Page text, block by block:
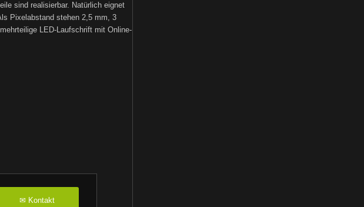
sind realisierbar. Natürlich eignet
Pixelabstand stehen 2,5 mm, 3
LED-Laufschrift mit Online-
✉ Kontakt